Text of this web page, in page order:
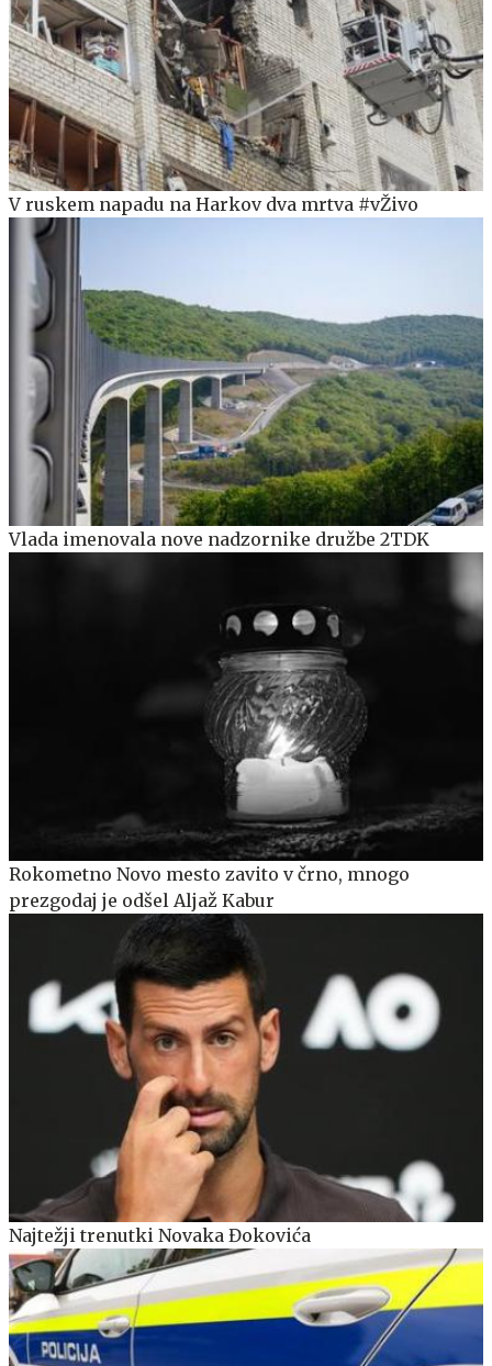
V ruskem napadu na Harkov dva mrtva #vŽivo
Vlada imenovala nove nadzornike družbe 2TDK
Rokometno Novo mesto zavito v črno, mnogo
prezgodaj je odšel Aljaž Kabur
Najtežji trenutki Novaka Đokovića